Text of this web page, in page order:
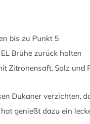
bis zu Punkt 5
Brühe zurück halten
Zitronensaft, Salz und
Dukaner verzichten,
genießt dazu ein